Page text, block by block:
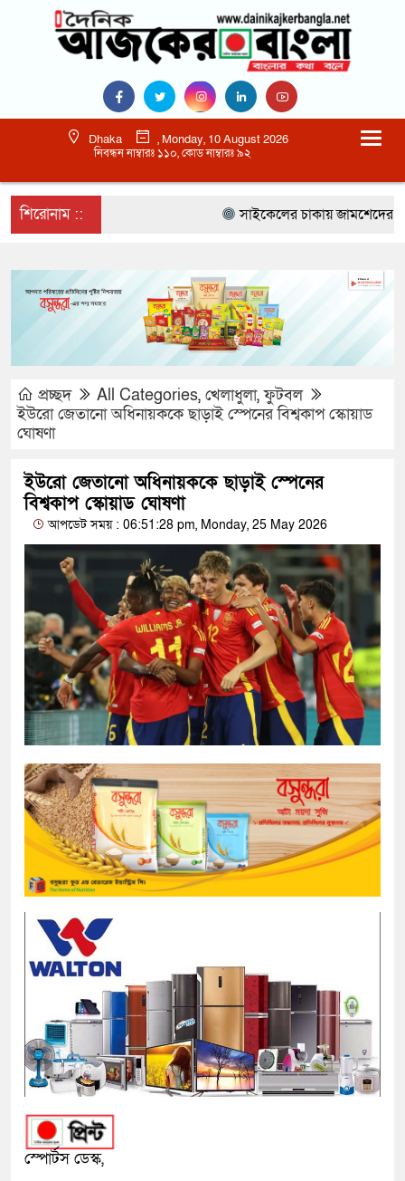
Dhaka
, Monday, 10 August 2026
নিবন্ধন নাম্বারঃ ১১০, কোড নাম্বারঃ ৯২
শিরোনাম :: সাইকেলের চাকায় জামশেদের
প্রচ্ছদ All Categories, খেলাধুলা,ফুটবল
ইউরো জেতানো অধিনায়ককে ছাড়াই স্পেনের বিশ্বকাপ স্কোয়াড
ঘোষণা
ইউরো জেতানো অধিনায়ককে ছাড়াই স্পেনের
বিশ্বকাপ স্কোয়াড ঘোষণা
আপডেট সময় : 06:51:28 pm, Monday, 25 May 2026
স্পোর্টস ডেস্ক,